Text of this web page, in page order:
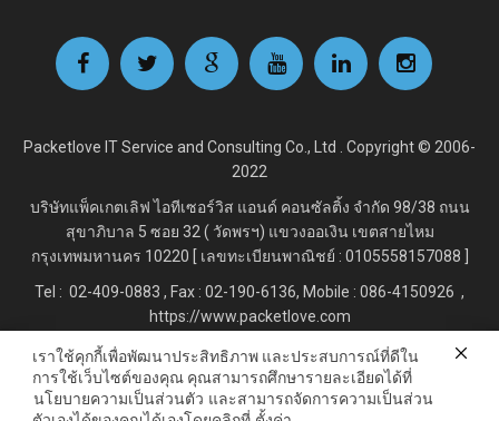
Packetlove IT Service and Consulting Co., Ltd . Copyright © 2006-
2022
บริษัทแพ็คเกตเลิฟ ไอทีเซอร์วิส แอนด์ คอนซัลติ้ง จำกัด 98/38 ถนน
สุขาภิบาล 5 ซอย 32 ( วัดพรฯ) แขวงออเงิน เขตสายไหม
กรุงเทพมหานคร 10220 [ เลขทะเบียนพาณิชย์ : 0105558157088 ]
Tel : 02-409-0883 , Fax : 02-190-6136, Mobile : 086-4150926 ,
https://www.packetlove.com
Line Official : @Packetlove.com
เราใช้คุกกี้เพื่อพัฒนาประสิทธิภาพ และประสบการณ์ที่ดีใน
การใช้เว็บไซต์ของคุณ คุณสามารถศึกษารายละเอียดได้ที่
นโยบายความเป็นส่วนตัว และสามารถจัดการความเป็นส่วน